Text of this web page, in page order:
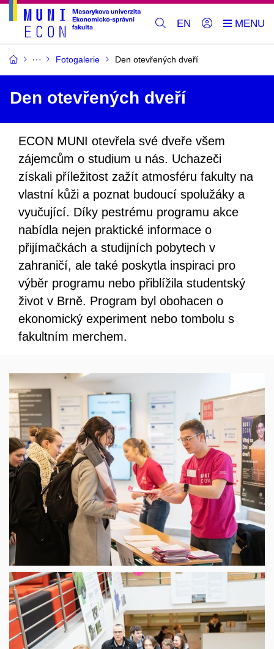
EN
Fotogalerie Den otevřených dveří
Den otevřených dveří
ECON MUNI otevřela své dveře všem
zájemcům o studium u nás. Uchazeči
získali příležitost zažít atmosféru fakulty na
vlastní kůži a poznat budoucí spolužáky a
vyučující. Díky pestrému programu akce
nabídla nejen praktické informace o
přijímačkách a studijních pobytech v
zahraničí, ale také poskytla inspiraci pro
výběr programu nebo přiblížila studentský
život v Brně. Program byl obohacen o
ekonomický experiment nebo tombolu s
fakultním merchem.